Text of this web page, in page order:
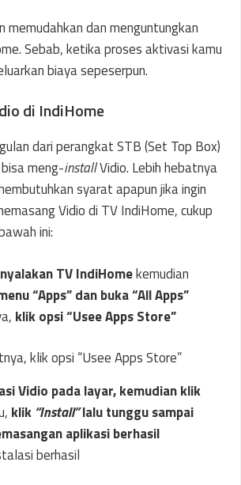
dan menguntungkan
Sebab, ketika proses aktivasi kamu
biaya sepeserpun.
di IndiHome
dari perangkat STB (Set Top Box)
meng-installVidio. Lebih hebatnya
syarat apapun jika ingin
Vidio di TV IndiHome, cukup
ini:
nyalakan TV IndiHomekemudian
“Apps” dan buka “All Apps”
klik opsi “Usee Apps Store”
Vidio pada layar, kemudian klik
klik“Install”lalu tunggu sampai
aplikasi berhasil
berhasil